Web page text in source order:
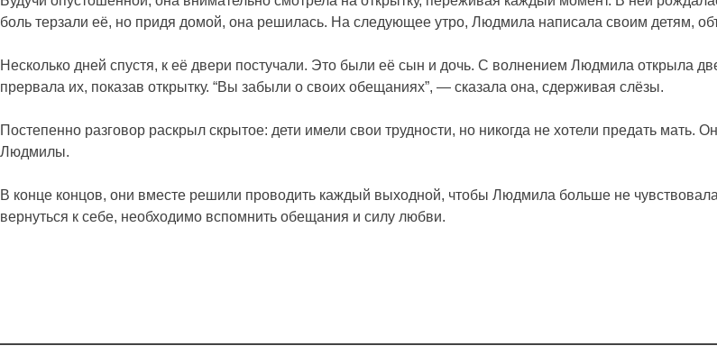
боль терзали её, но придя домой, она решилась. На следующее утро, Людмила написала своим детям,
Несколько дней спустя, к её двери постучали. Это были её сын и дочь. С волнением Людмила открыла
прервала их, показав открытку. “Вы забыли о своих обещаниях”, — сказала она, сдерживая слёзы.
Постепенно разговор раскрыл скрытое: дети имели свои трудности, но никогда не хотели предать мать.
Людмилы.
В конце концов, они вместе решили проводить каждый выходной, чтобы Людмила больше не
вернуться к себе, необходимо вспомнить обещания и силу любви.